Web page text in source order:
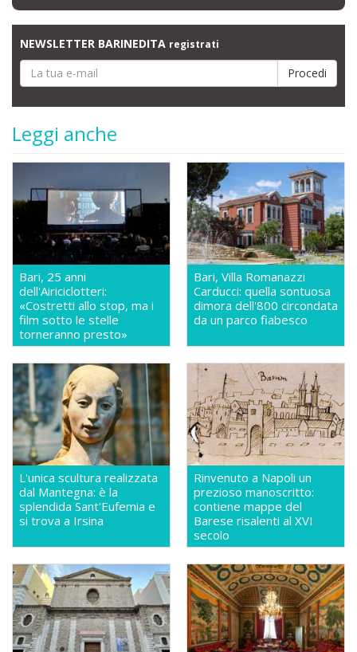
NEWSLETTER BARINEDITA registrati
Leggi anche
Bari, 25 anni
dell'Airiciclotteri:
«Costretti allo stop, ma i
film sotto le stelle
torneranno presto»
Bari, Villa Romanazzi
Carducci: quella sontuosa
dimora dell'800 circondata
da un parco fiabesco
L'unica scultura realizzata
dal Mantegna: è la
splendida Sant'Eufemia e
si trova a Irsina
Rinvenuto a Napoli un
prezioso manoscritto:
contiene mappe del
Barese risalenti al XVI
secolo